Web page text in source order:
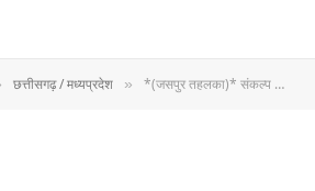
छत्तीसगढ़ / मध्यप्रदेश » *(जसपुर तहलका)* संकल्प शिक्षण संस्थान में कक्षा 11 वीं में प्रवेश हेतु चयन सूची जारी